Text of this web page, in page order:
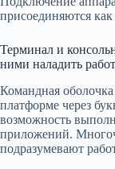
присоединяются
Терминал и
ними наладить
Командная оболочка
платформе через
возможность
приложений.
подразумевают